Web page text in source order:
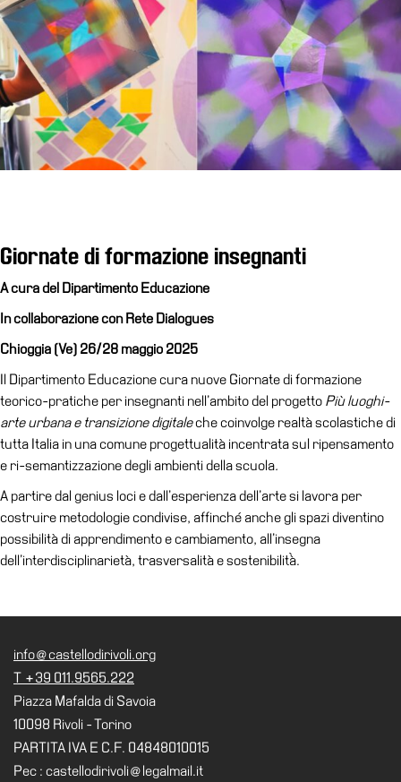
Educazione
Educazione
News
Dipartimento
Educazione
Formazione
e
Scuole
guidate
Progetto
Summer
School
Progetti
Speciali
Ricerca
Sedi
Tutte
le
Edificio
Manica
Villa
Cerruti
Cosmo
Giornate di formazione insegnanti
A cura del Dipartimento Educazione
In collaborazione con Rete Dialogues
Chioggia (Ve) 26/28 maggio 2025
Il Dipartimento Educazione cura nuove Giornate di formazione
teorico-pratiche per insegnanti nell’ambito del progetto Più luoghi-
arte urbana e transizione digitaleche coinvolge realtà scolastiche di
tutta Italia in una comune progettualità incentrata sul ripensamento
e ri-semantizzazione degli ambienti della scuola.
A partire dal genius loci e dall’esperienza dell’arte si lavora per
costruire metodologie condivise, affinché anche gli spazi diventino
possibilità di apprendimento e cambiamento, all’insegna
dell’interdisciplinarietà, trasversalità e sostenibilità̀.
info@castellodirivoli.org
T +39 011.9565.222
Piazza Mafalda di Savoia
10098 Rivoli - Torino
PARTITA IVA E C.F. 04848010015
Pec : castellodirivoli@legalmail.it